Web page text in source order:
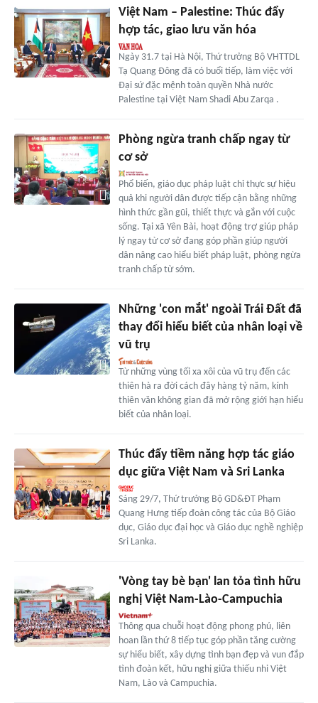
Việt Nam – Palestine: Thúc đẩy
hợp tác, giao lưu văn hóa
Ngày 31.7 tại Hà Nội, Thứ trưởng Bộ VHTTDL
Tạ Quang Đông đã có buổi tiếp, làm việc với
Đại sứ đặc mệnh toàn quyền Nhà nước
Palestine tại Việt Nam Shadi Abu Zarqa .
Phòng ngừa tranh chấp ngay từ
cơ sở
Phổ biến, giáo dục pháp luật chỉ thực sự hiệu
quả khi người dân được tiếp cận bằng những
hình thức gần gũi, thiết thực và gắn với cuộc
sống. Tại xã Yên Bài, hoạt động trợ giúp pháp
lý ngay từ cơ sở đang góp phần giúp người
dân nâng cao hiểu biết pháp luật, phòng ngừa
tranh chấp từ sớm.
Những 'con mắt' ngoài Trái Đất đã
thay đổi hiểu biết của nhân loại về
vũ trụ
Từ những vùng tối xa xôi của vũ trụ đến các
thiên hà ra đời cách đây hàng tỷ năm, kính
thiên văn không gian đã mở rộng giới hạn hiểu
biết của nhân loại.
Thúc đẩy tiềm năng hợp tác giáo
dục giữa Việt Nam và Sri Lanka
Sáng 29/7, Thứ trưởng Bộ GD&ĐT Phạm
Quang Hưng tiếp đoàn công tác của Bộ Giáo
dục, Giáo dục đại học và Giáo dục nghề nghiệp
Sri Lanka.
'Vòng tay bè bạn' lan tỏa tình hữu
nghị Việt Nam-Lào-Campuchia
Thông qua chuỗi hoạt động phong phú, liên
hoan lần thứ 8 tiếp tục góp phần tăng cường
sự hiểu biết, xây dựng tình bạn đẹp và vun đắp
tình đoàn kết, hữu nghị giữa thiếu nhi Việt
Nam, Lào và Campuchia.